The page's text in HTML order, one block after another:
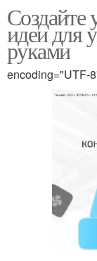
Создайте
идеи для
руками
encoding="UTF-